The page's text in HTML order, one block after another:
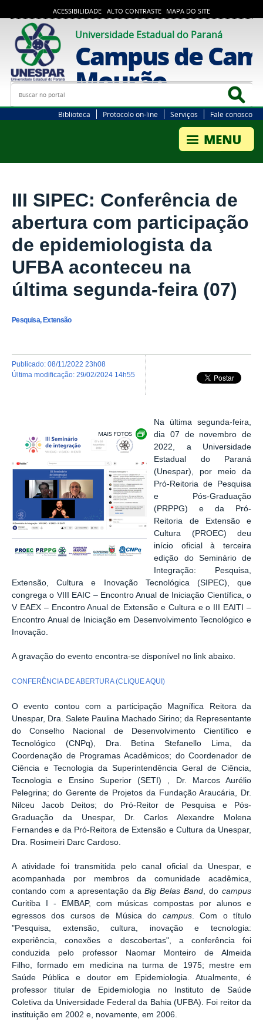
ACESSIBILIDADE ALTO CONTRASTE MAPA DO SITE
Universidade Estadual do Paraná
Campus de
Mourão
Busca
Biblioteca Protocolo on-line Serviços Fale conosco
III SIPEC: Conferência de
abertura com participação
de epidemiologista da
UFBA aconteceu na
última segunda-feira (07)
Pesquisa, Extensão
publicado: 08/11/2022 23h08
última modificação: 29/02/2024 14h55
Exibir carrossel de imagens
Na última segunda-feira,
dia 07 de novembro de
2022, a Universidade
Estadual do Paraná
(Unespar), por meio da
Pró-Reitoria de Pesquisa
e Pós-Graduação
(PRPPG) e da Pró-
Reitoria de Extensão e
Cultura (PROEC) deu
início oficial à terceira
edição do Seminário de
Integração: Pesquisa,
Extensão, Cultura e Inovação Tecnológica (SIPEC) , que
congrega o VIII
EAIC –Encontro Anual de Iniciação Científica, o
V EAEX – Encontro Anual de Extensão e Cultura e o III EAITI –
Encontro Anual de Iniciação em Desenvolvimento Tecnológico e
Inovação.
A gravação do evento encontra-se disponível no link abaixo.
CONFERÊNCIA DE ABERTURA (CLIQUE AQUI)
O evento contou com a participação Magnífica Reitora da
Unespar, Dra. Salete Paulina Machado Sirino; da Representante
do Conselho Nacional de Desenvolvimento Científico e
Tecnológico (CNPq), Dra. Betina Stefanello Lima, da
Coordenação de Programas Acadêmicos; do Coordenador de
Ciência e Tecnologia da Superintendência Geral de Ciência,
Tecnologia e Ensino Superior (SETI) , Dr. Marcos Aurélio
Pelegrina; do Gerente de Projetos da Fundação Araucária, Dr.
Nilceu Jacob Deitos; do Pró-Reitor de Pesquisa e Pós-
Graduação da Unespar, Dr. Carlos Alexandre Molena
Fernandes e da Pró-Reitora de Extensão e Cultura da Unespar,
Dra. Rosimeiri Darc Cardoso.
A atividade foi transmitida pelo canal oficial da Unespar, e
acompanhada por membros da comunidade acadêmica,
contando com a apresentação daBig Belas Band, docampus
Curitiba I - EMBAP, com músicas compostas por alunos e
egressos dos cursos de Música do campus.Com o título
"Pesquisa, extensão, cultura, inovação e tecnologia:
experiência, conexões e descobertas", a conferência foi
conduzida pelo professorNaomar Monteiro de Almeida
Filho, formado em medicina na turma de 1975; mestre em
Saúde Pública e doutor em Epidemiologia. Atualmente, é
professor titular de Epidemiologia no Instituto de Saúde
Coletiva da Universidade Federal da Bahia (UFBA). Foi reitor da
instituição em 2002 e, novamente, em 2006.